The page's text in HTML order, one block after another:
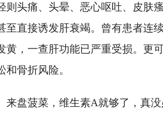
则头痛、头晕、恶心呕吐、皮肤
至直接诱发肝衰竭。曾有患者连
黄，一查肝功能已严重受损。更
骨折风险。
来盘菠菜，维生素A就够了，真